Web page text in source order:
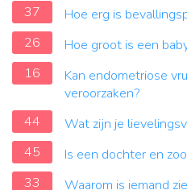
37
Hoe erg is
26
Hoe groot is een
16
Kan endometriose
veroorzaken?
44
Wat zijn je
45
Is een dochter en
33
Waarom is iemand